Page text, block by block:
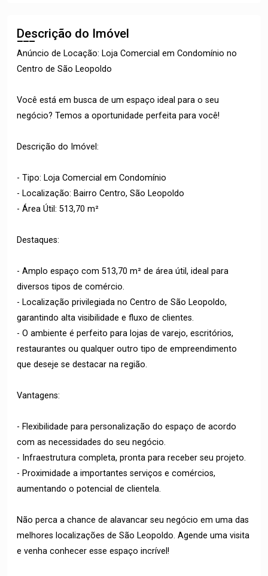
Descrição do Imóvel
Anúncio de Locação: Loja Comercial em Condomínio no
Centro de São Leopoldo
Você está em busca de um espaço ideal para o seu
negócio? Temos a oportunidade perfeita para você!
Descrição do Imóvel:
- Tipo: Loja Comercial em Condomínio
- Localização: Bairro Centro, São Leopoldo
- Área Útil: 513,70 m²
Destaques:
- Amplo espaço com 513,70 m² de área útil, ideal para
diversos tipos de comércio.
- Localização privilegiada no Centro de São Leopoldo,
garantindo alta visibilidade e fluxo de clientes.
- O ambiente é perfeito para lojas de varejo, escritórios,
restaurantes ou qualquer outro tipo de empreendimento
que deseje se destacar na região.
Vantagens:
- Flexibilidade para personalização do espaço de acordo
com as necessidades do seu negócio.
- Infraestrutura completa, pronta para receber seu projeto.
- Proximidade a importantes serviços e comércios,
aumentando o potencial de clientela.
Não perca a chance de alavancar seu negócio em uma das
melhores localizações de São Leopoldo. Agende uma visita
e venha conhecer esse espaço incrível!